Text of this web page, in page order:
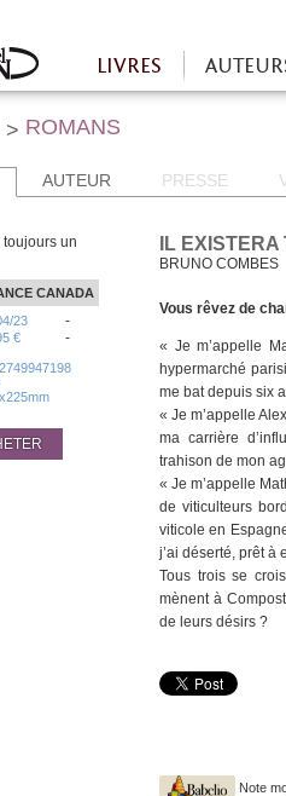
LIVRES
> ROMANS
AUTEUR PRESSE
CANADA
23 -
€ -
IL
BRUNO COMBES
Vous rêvez de
« Je m’appelle
hypermarché
me bat depuis six
« Je m’appelle
ma carrière
trahison de mon
« Je m’appelle
de viticulteurs
viticole en
j’ai déserté, prêt à
Tous trois se
mènent à
de leurs désirs ?
Note